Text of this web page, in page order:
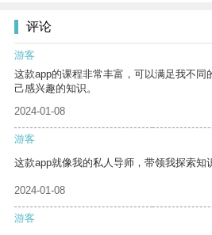
评论
游客
这款app的课程非常丰富，可以满足我不同
己感兴趣的知识。
2024-01-08
游客
这款app就像我的私人导师，带领我探索知
2024-01-08
游客